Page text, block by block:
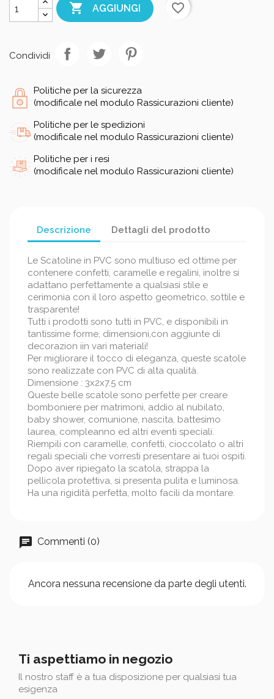
 AGGIUNGI favorite_border
Condividi
Politiche per la sicurezza
(modificale nel modulo Rassicurazioni cliente)
Politiche per le spedizioni
(modificale nel modulo Rassicurazioni cliente)
Politiche per i resi
(modificale nel modulo Rassicurazioni cliente)
Descrizione Dettagli del prodotto
Le Scatoline in PVC sono multiuso ed ottime per
contenere confetti, caramelle e regalini, inoltre si
adattano perfettamente a qualsiasi stile e
cerimonia con il loro aspetto geometrico, sottile e
trasparente!
Tutti i prodotti sono tutti in PVC, e disponibili in
tantissime forme, dimensioni,con aggiunte di
decorazion iin vari materiali!
Per migliorare il tocco di eleganza, queste scatole
sono realizzate con PVC di alta qualità.
Dimensione : 3x2x7.5 cm
Queste belle scatole sono perfette per creare
bomboniere per matrimoni, addio al nubilato,
baby shower, comunione, nascita, battesimo
laurea, compleanno ed altri eventi speciali.
Riempili con caramelle, confetti, cioccolato o altri
regali speciali che vorresti presentare ai tuoi ospiti.
Dopo aver ripiegato la scatola, strappa la
pellicola protettiva, si presenta pulita e luminosa.
Ha una rigidità perfetta, molto facili da montare.
Commenti (0)
Ancora nessuna recensione da parte degli utenti.
Ti aspettiamo in negozio
Il nostro staff è a tua disposizione per qualsiasi tua
esigenza